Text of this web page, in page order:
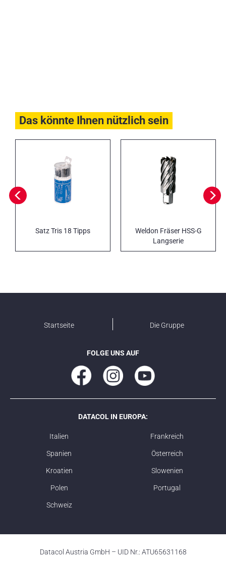
Das könnte Ihnen nützlich sein
Satz Tris 18 Tipps
Weldon Fräser HSS-G
Langserie
Startseite Die Gruppe
FOLGE UNS AUF
DATACOL IN EUROPA:
Italien Frankreich
Spanien Österreich
Kroatien Slowenien
Polen Portugal
Schweiz
Datacol Austria GmbH – UID Nr.: ATU65631168